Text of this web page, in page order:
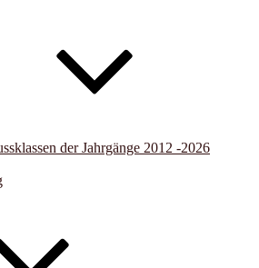
der Jahrgänge 2012 -2026